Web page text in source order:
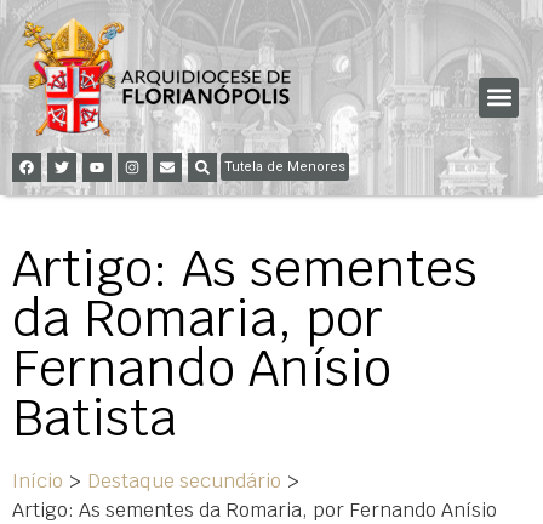
Tutela de Menores
Artigo: As sementes
da Romaria, por
Fernando Anísio
Batista
Início > Destaque secundário >
Artigo: As sementes da Romaria, por Fernando Anísio